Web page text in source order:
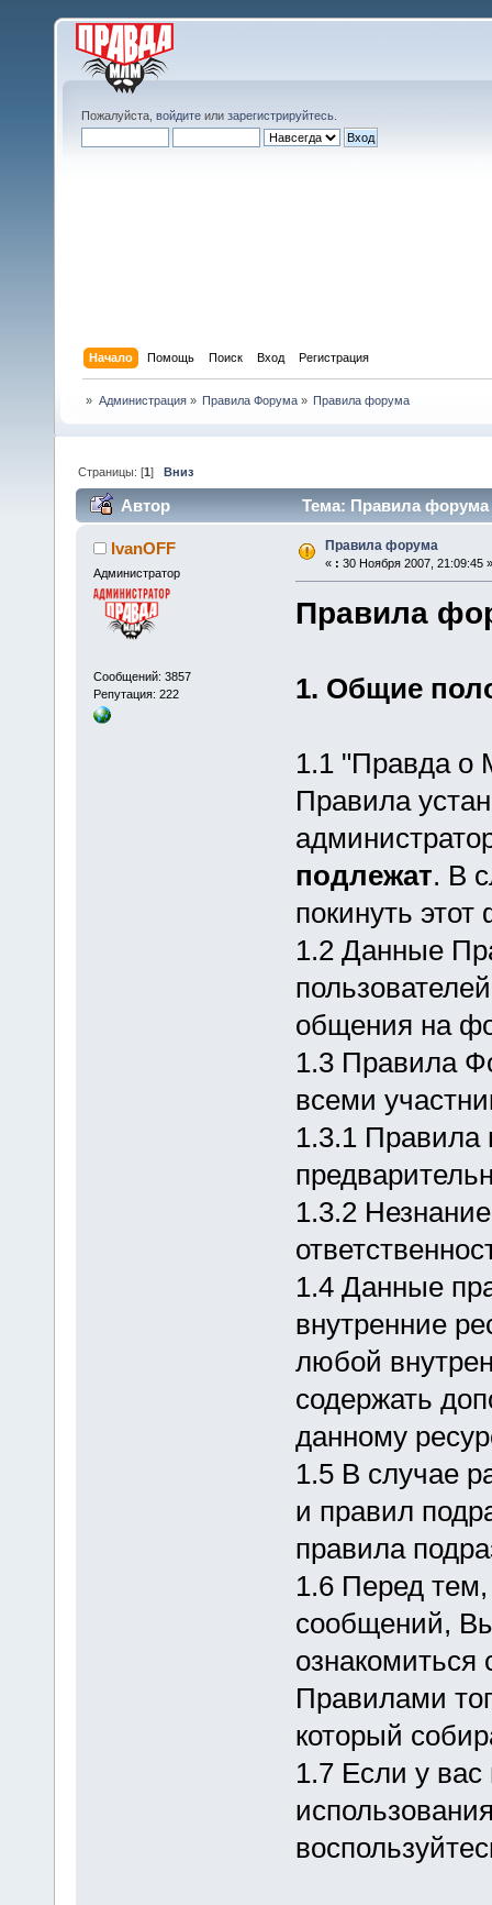
Пожалуйста, войдите или зарегистрируйтесь
Начало Помощь Поиск Вход Регистрация
» Администрация» Правила Форума» Правила форума
Страницы: [1]Вниз
Автор Тема: Правила форума
IvanOFF
Администратор
Сообщений: 3857
Репутация: 222
Правила форума
« : 30 Ноября 2007, 21:09:45 »
Правила
1. Общие
1.1 "Правда
Правила
подлежат. В
покинуть
1.2 Данные
общения на
1.3 Правила
всеми
1.3.1 Правила
1.3.2
1.4 Данные
внутренние
любой
содержать
данному
1.5 В случае
и правил
правила
1.6 Перед тем,
сообщений,
Правилами
который
1.7 Если у